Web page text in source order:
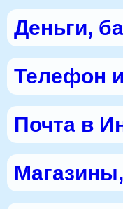
Деньги,
Телефон
Почта в